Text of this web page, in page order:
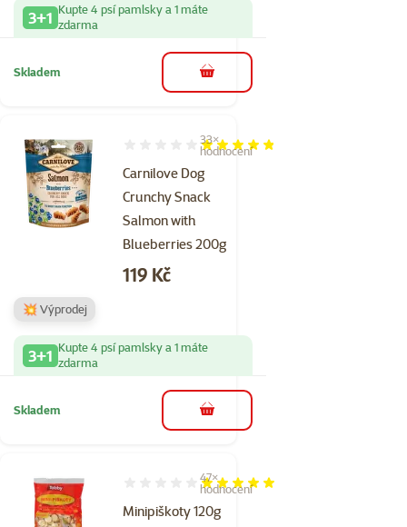
3+1 Kupte 4 psí pamlsky a 1 máte
zdarma
Skladem do košíku
Carnilove Dog
Crunchy Snack
Salmon with
Blueberries 200g
Hodnocení 95%, počet hodnocení: 33
33×
hodnocení
Cena
119 Kč
💥 Výprodej
3+1 Kupte 4 psí pamlsky a 1 máte
zdarma
Skladem do košíku
Minipiškoty 120g
Hodnocení 98%, počet hodnocení: 47
47×
hodnocení